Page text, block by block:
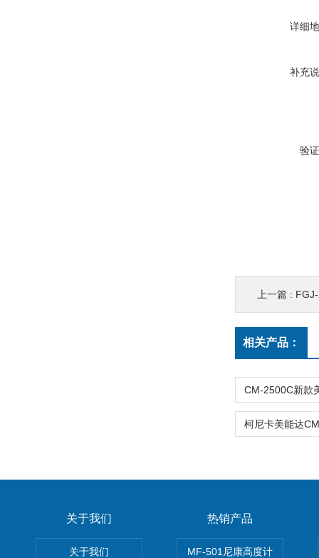
详细
补充
验
上一篇 :
相关产品：
关于我们
关于我们
热销产品
MF-501尼康高度计